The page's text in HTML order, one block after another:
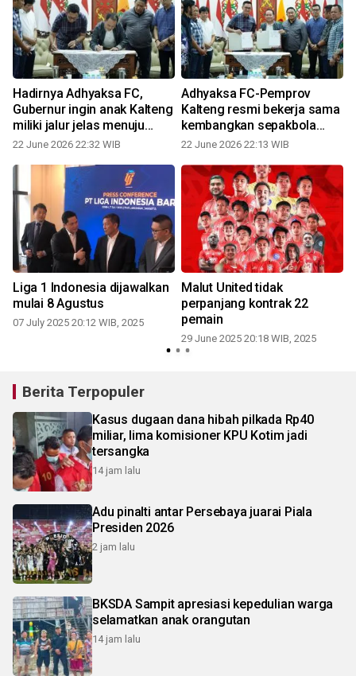
Hadirnya Adhyaksa FC,
Gubernur ingin anak Kalteng
miliki jalur jelas menuju
pemain profesional
22 June 2026 22:32 WIB
Adhyaksa FC-Pemprov
Kalteng resmi bekerja sama
kembangkan sepakbola
daerah
22 June 2026 22:13 WIB
Liga 1 Indonesia dijawalkan
mulai 8 Agustus
07 July 2025 20:12 WIB, 2025
Malut United tidak
perpanjang kontrak 22
pemain
29 June 2025 20:18 WIB, 2025
Berita Terpopuler
Kasus dugaan dana hibah pilkada Rp40
miliar, lima komisioner KPU Kotim jadi
tersangka
14 jam lalu
Adu pinalti antar Persebaya juarai Piala
Presiden 2026
2 jam lalu
BKSDA Sampit apresiasi kepedulian warga
selamatkan anak orangutan
14 jam lalu